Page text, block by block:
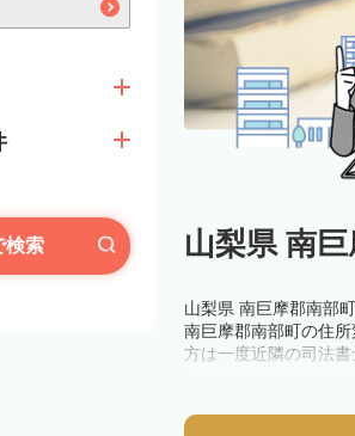
検索 山梨県 南
山梨県 南巨摩郡南部
南巨摩郡南部町の住
方は一度近隣の司法書